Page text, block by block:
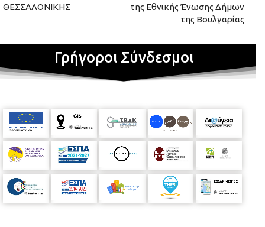
ΘΕΣΣΑΛΟΝΙΚΗΣ
της Εθνικής Ένωσης Δήμων
της Βουλγαρίας
Γρήγοροι Σύνδεσμοι